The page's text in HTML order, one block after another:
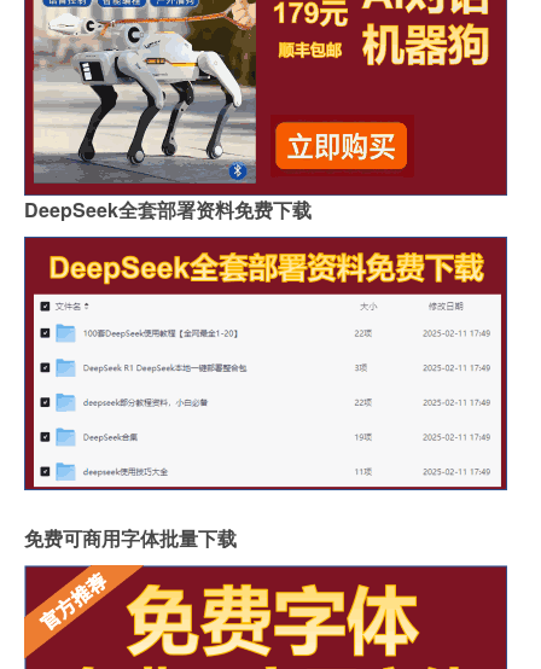
DeepSeek全套部署资料免费下载
免费可商用字体批量下载